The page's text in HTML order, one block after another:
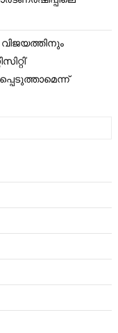
വിജയത്തിനും